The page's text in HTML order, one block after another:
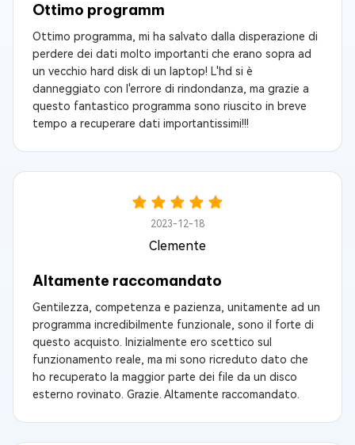
Ottimo programm
Ottimo programma, mi ha salvato dalla disperazione di
perdere dei dati molto importanti che erano sopra ad
un vecchio hard disk di un laptop! L'hd si è
danneggiato con l'errore di rindondanza, ma grazie a
questo fantastico programma sono riuscito in breve
tempo a recuperare dati importantissimi!!!
2023-12-18
Clemente
Altamente raccomandato
Gentilezza, competenza e pazienza, unitamente ad un
programma incredibilmente funzionale, sono il forte di
questo acquisto. Inizialmente ero scettico sul
funzionamento reale, ma mi sono ricreduto dato che
ho recuperato la maggior parte dei file da un disco
esterno rovinato. Grazie. Altamente raccomandato.